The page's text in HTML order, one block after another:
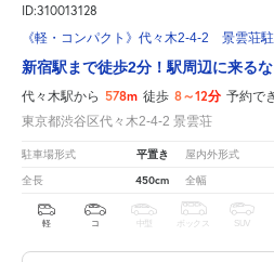
ID:310013128
《軽・コンパクト》代々木2-4-2 景雲荘
新宿駅まで徒歩2分！駅周辺に来るな
代々木駅から 578m 徒歩 8～12分 予約で
東京都渋谷区代々木2-4-2 景雲荘
駐車場形式 平置き 屋内外形式
全長 450cm 全幅
軽 コ 中型 ボックス SUV